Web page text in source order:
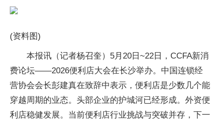
(资料图)
本报讯（记者杨召奎）5月20日~22日，CCFA新消
费论坛——2026便利店大会在长沙举办。中国连锁经
营协会会长彭建真在致辞中表示，便利店是少数几个能
穿越周期的业态。头部企业的护城河已经形成。外资便
利店稳健发展。当前便利店行业挑战与突破并存，下一